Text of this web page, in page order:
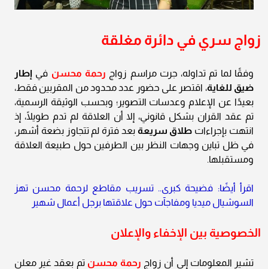
زواج سري في دائرة مغلقة
وفقًا لما تم تداوله، جرت مراسم زواج رحمة محسن في إطار
ضيق للغاية، اقتصر على حضور عدد محدود من المقربين فقط،
بعيدًا عن الإعلام وعدسات التصوير؛ وبحسب الوثيقة الرسمية،
تم عقد القران بشكل قانوني، إلا أن العلاقة لم تدم طويلًا، إذ
انتهت بإجراءات طلاق سريعة بعد فترة لم تتجاوز بضعة أشهر،
في ظل تباين وجهات النظر بين الطرفين حول طبيعة العلاقة
ومستقبلها.
اقرأ أيضًا: فضيحة كبرى.. تسريب مقاطع لرحمة محسن تهز
السوشيال ميديا ومفاجآت حول علاقتها برجل أعمال شهير
الخصوصية بين الإخفاء والإعلان
تشير المعلومات إلى أن زواج رحمة محسن تم بعقد غير معلن